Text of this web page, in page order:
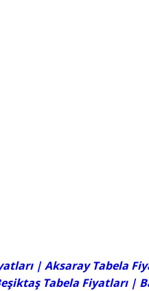
|Aksaray Tabela
Tabela Fiyatları|